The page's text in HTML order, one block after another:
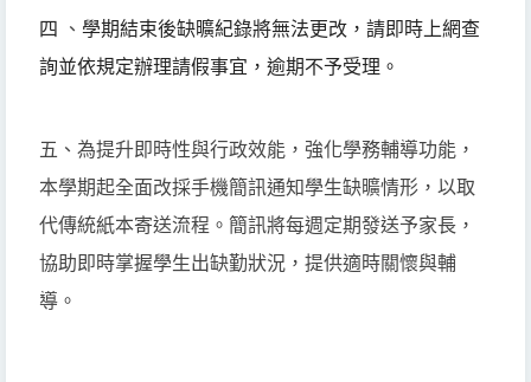
四 、 學期結束後缺曠紀錄將無法更改， 請即時上網查
詢並依規定辦理請假事宜，逾期不予受理。
五、為提升即時性與行政效能，強化學務輔導功能，
本學期起全面改採手機簡訊通知學生缺曠情形，以取
代傳統紙本寄送流程。簡訊將每週定期發送予家長，
協助即時掌握學生出缺勤狀況，提供適時關懷與輔
導。